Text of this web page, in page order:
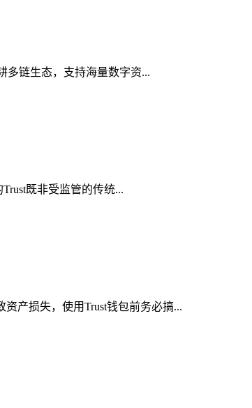
多链生态，支持海量数字资...
既非受监管的传统...
产损失，使用Trust钱包前务必搞...